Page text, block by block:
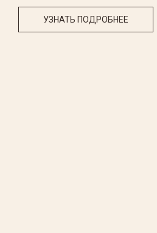
УЗНАТЬ ПОДРОБНЕЕ